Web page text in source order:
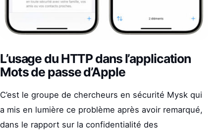
L’usage du HTTP dans l’application
Mots de passe d’Apple
C’est le groupe de chercheurs en sécurité Mysk qui
a mis en lumière ce problème après avoir remarqué,
dans le rapport sur la confidentialité des